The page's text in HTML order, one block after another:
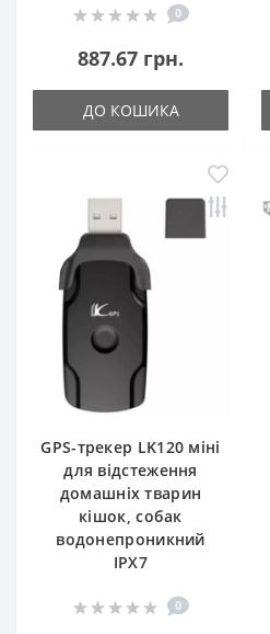
0
887.67 грн.
ДО КОШИКА
GPS-трекер LK120 міні
для відстеження
домашніх тварин
кішок, собак
водонепроникний
IPX7
0